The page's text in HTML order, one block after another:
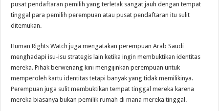
pusat pendaftaran pemilih yang terletak sangat jauh dengan tempat
tinggal para pemilih perempuan atau pusat pendaftaran itu sulit
ditemukan.
Human Rights Watch juga mengatakan perempuan Arab Saudi
menghadapi isu-isu strategis lain ketika ingin membuktikan identitas
mereka. Pihak berwenang kini mengijinkan perempuan untuk
memperoleh kartu identitas tetapi banyak yang tidak memilikinya.
Perempuan juga sulit membuktikan tempat tinggal mereka karena
mereka biasanya bukan pemilik rumah di mana mereka tinggal.